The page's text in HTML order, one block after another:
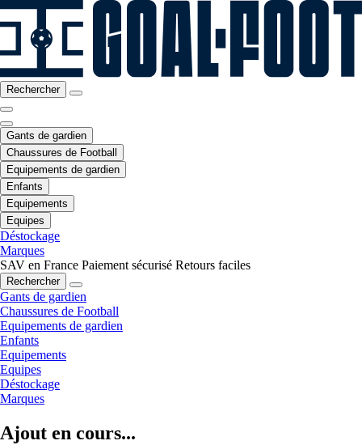
Rechercher
Gants de gardien
Chaussures de Football
Equipements de gardien
Enfants
Equipements
Equipes
Déstockage
Marques
SAV en France Paiement sécurisé Retours faciles
Rechercher
Gants de gardien
Chaussures de Football
Equipements de gardien
Enfants
Equipements
Equipes
Déstockage
Marques
Ajout en cours...